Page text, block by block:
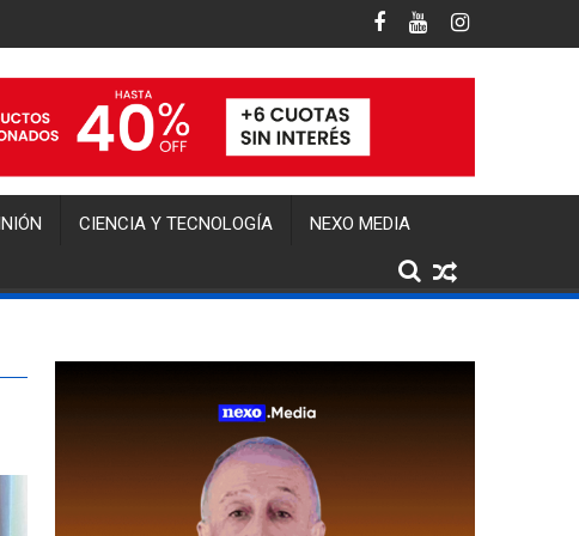
en Nexo Media: minería, inversiones, obras y el futuro
Vuelve la actividad para el Zonda
CIENCIA Y TECNOLOGÍA NEXO MEDIA